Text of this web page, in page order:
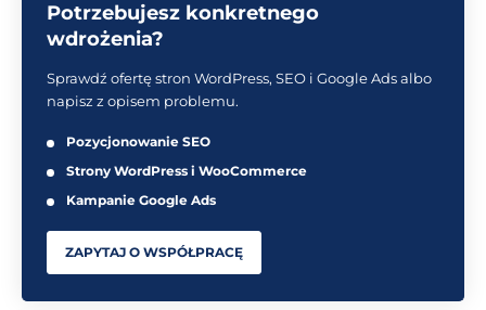
Potrzebujesz konkretnego
wdrożenia?
Sprawdź ofertę stron WordPress, SEO i Google Ads albo
napisz z opisem problemu.
Pozycjonowanie SEO
Strony WordPress i WooCommerce
Kampanie Google Ads
ZAPYTAJ O WSPÓŁPRACĘ